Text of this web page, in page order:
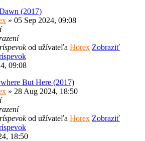
(2017)
» 05 Sep 2024, 09:08
od užívateľa Horex Zobraziť
09:08
But Here (2017)
» 28 Aug 2024, 18:50
od užívateľa Horex Zobraziť
18:50